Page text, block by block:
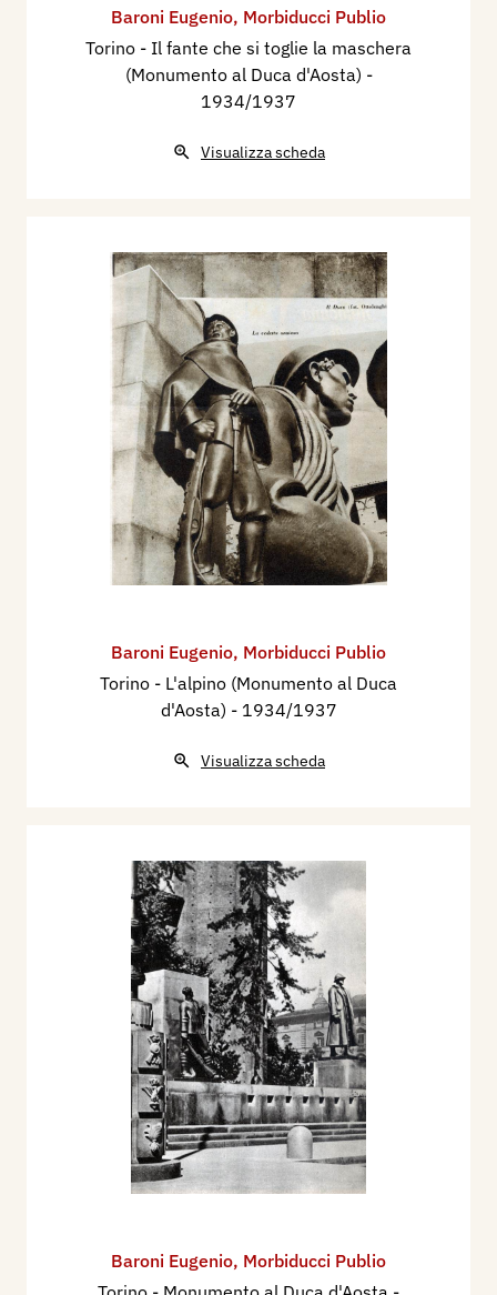
Baroni Eugenio, Morbiducci Publio
Torino - Il fante che si toglie la maschera
(Monumento al Duca d'Aosta) -
1934/1937
Visualizza scheda
Baroni Eugenio, Morbiducci Publio
Torino - L'alpino (Monumento al Duca
d'Aosta) - 1934/1937
Visualizza scheda
Baroni Eugenio, Morbiducci Publio